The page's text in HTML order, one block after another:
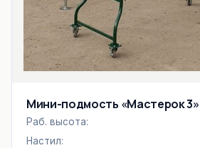
Мини-подмость «Мастерок 3»
Раб. высота:
Настил: